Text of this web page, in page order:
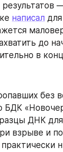
написал
до
в
без
ДНК для
взрыве и